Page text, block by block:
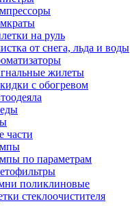
на руль
от снега, льда и воды
жилеты
с обогревом
части
по параметрам
поликлиновые
стеклоочистителя